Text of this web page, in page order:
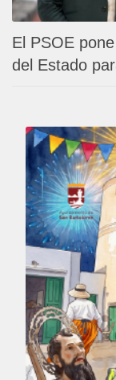
El PSOE
del Estado